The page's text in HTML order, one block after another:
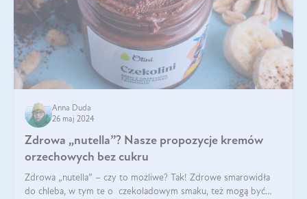
Anna Duda
26 maj 2024
Zdrowa „nutella”? Nasze propozycje kremów
orzechowych bez cukru
Zdrowa „nutella” – czy to możliwe? Tak! Zdrowe smarowidła
do chleba, w tym te o czekoladowym smaku, też mogą być